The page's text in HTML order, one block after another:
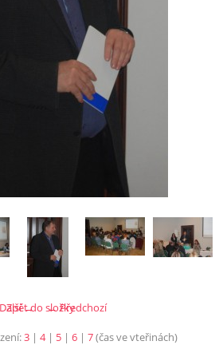
← Předchozí
Další →
Zpět do složky
3 | 4| 5 | 6 | 7(čas ve vteřinách)